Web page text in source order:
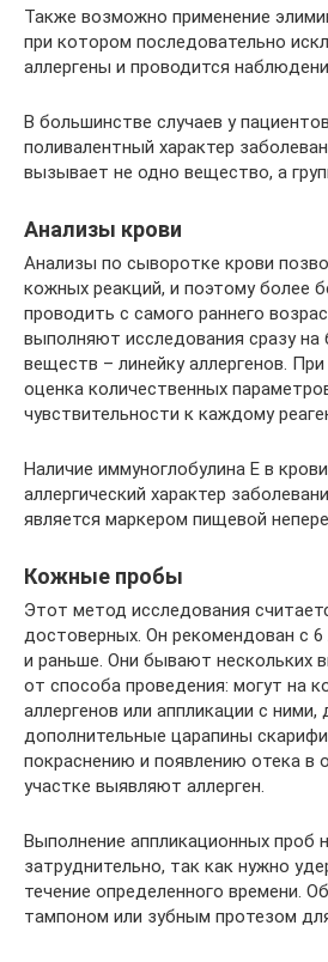
Также возможно применение
при котором последовательно
аллергены и проводится
В большинстве случаев у
поливалентный характер
вызывает не одно вещество, а
Анализы крови
Анализы по сыворотке крови
кожных реакций, и поэтому более
проводить с самого раннего
выполняют исследования сразу на
веществ – линейку аллергенов.
оценка количественных
чувствительности к каждому
Наличие иммуноглобулина Е в
аллергический характер
является маркером пищевой
Кожные пробы
Этот метод исследования
достоверных. Он рекомендован с 6
и раньше. Они бывают нескольких
от способа проведения: могут на
аллергенов или аппликации с ними,
дополнительные царапины
покраснению и появлению отека в
участке выявляют аллерген.
Выполнение аппликационных проб
затруднительно, так как нужно
течение определенного времени.
тампоном или зубным протезом